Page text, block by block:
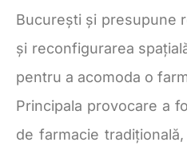
București și presupune
și reconfigurarea
pentru a acomoda o
Principala provocare a
de farmacie